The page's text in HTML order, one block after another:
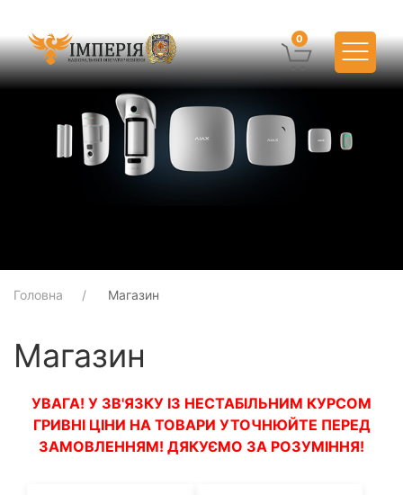
0
Головна Магазин
Магазин
УВАГА! У ЗВ'ЯЗКУ ІЗ НЕСТАБІЛЬНИМ КУРСОМ
ГРИВНІ ЦІНИ НА ТОВАРИ УТОЧНЮЙТЕ ПЕРЕД
ЗАМОВЛЕННЯМ! ДЯКУЄМО ЗА РОЗУМІННЯ!